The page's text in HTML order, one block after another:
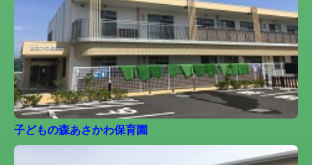
子どもの森あさかわ保育園